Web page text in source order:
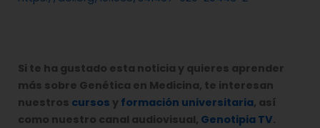
Si te ha gustado esta noticia y quieres aprender
más sobre Genética en Medicina, te interesan
nuestros cursos y formación universitaria, así
como nuestro canal audiovisual, Genotipia TV.